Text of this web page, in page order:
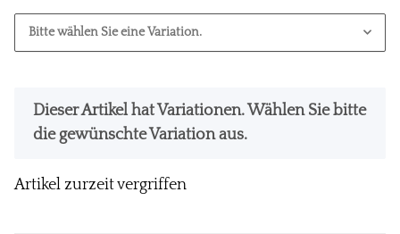
Bitte wählen Sie eine Variation.
x
Dieser Artikel hat Variationen. Wählen Sie bitte
die gewünschte Variation aus.
Artikel zurzeit vergriffen